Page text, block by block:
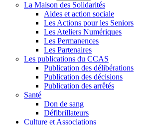
La Maison des Solidarités
Aides et action sociale
Les Actions pour les Seniors
Les Ateliers Numériques
Les Permanences
Les Partenaires
Les publications du CCAS
Publication des délibérations
Publication des décisions
Publication des arrêtés
Santé
Don de sang
Défibrillateurs
Culture et Associations